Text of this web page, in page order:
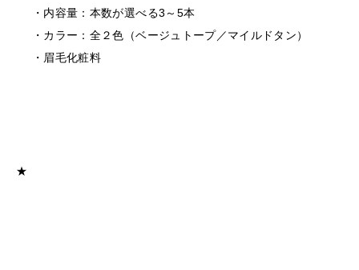
そのまま使用を続けますと、悪化する恐れがありま
す。
＜保存/保管/期限について＞
・内容量：本数が選べる3～5本
・カラー：全２色（ベージュトープ／マイルドタン）
・眉毛化粧料
★